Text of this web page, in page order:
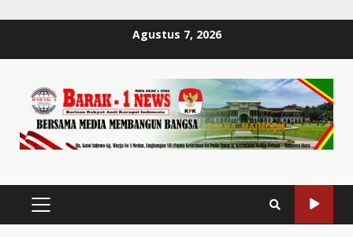
Agustus 7, 2026
PRIMARY
MENU